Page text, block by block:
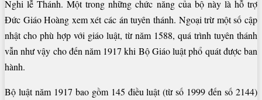
Nghi lễ Thánh. Một trong những chức năng của bộ này là hỗ trợ
Đức Giáo Hoàng xem xét các án tuyên thánh. Ngoại trừ một số cập
nhật cho phù hợp với giáo luật, từ năm 1588, quá trình tuyên thánh
vẫn như vậy cho đến năm 1917 khi Bộ Giáo luật phổ quát được ban
hành.
Bộ luật năm 1917 bao gồm 145 điều luật (từ số 1999 đến số 2144)